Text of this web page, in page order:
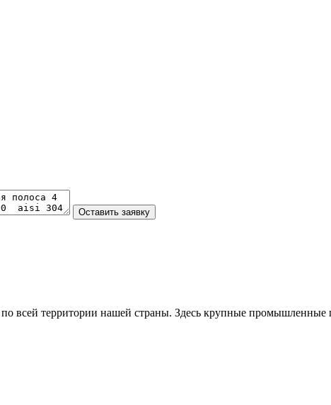
всей территории нашей страны. Здесь крупные